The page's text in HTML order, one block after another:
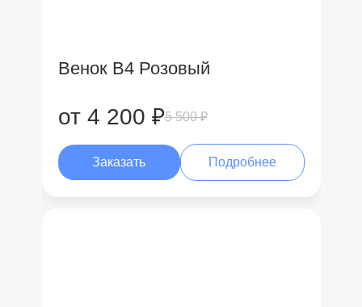
Венок В4 Розовый
от 4 200 ₽5 500 ₽
Заказать Подробнее